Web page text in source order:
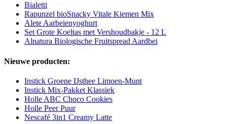
Bialetti
Rapunzel bioSnacky Vitale Kiemen Mix
Alete Aarbeienyoghurt
Set Grote Koeltas met Vershoudbakje - 12 L
Alnatura Biologische Fruitspread Aardbei
Nieuwe producten:
Instick Groene IJsthee Limoen-Munt
Instick Mix-Pakket Klassiek
Holle ABC Choco Cookies
Holle Peer Puur
Nescafé 3in1 Creamy Latte